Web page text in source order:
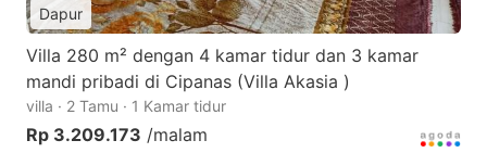
Dapur
Villa 280 m² dengan 4 kamar tidur dan 3 kamar
mandi pribadi di Cipanas (Villa Akasia )
villa · 2 Tamu · 1 Kamar tidur
Rp 3.209.173 /malam